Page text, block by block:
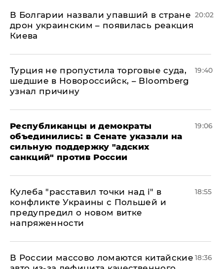
В Болгарии назвали упавший в стране
дрон украинским – появилась реакция
Киева
20:02
Турция не пропустила торговые суда,
шедшие в Новороссийск, – Bloomberg
узнал причину
19:40
Республиканцы и демократы
объединились: в Сенате указали на
сильную поддержку "адских
санкций" против России
19:06
Кулеба "расставил точки над і" в
конфликте Украины с Польшей и
предупредил о новом витке
напряженности
18:55
В России массово ломаются китайские 18:36